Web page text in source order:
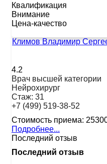
Квалификация
Внимание
Цена-качество
Климов Владимир
4.2
Врач высшей категории
Нейрохирург
Стаж: 31
+7 (499) 519-38-52
Стоимость приема:
Подробнее...
Последний отзыв
Последний отзыв